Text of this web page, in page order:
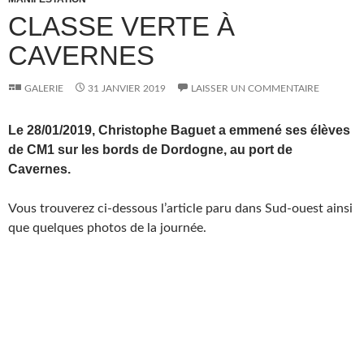
CLASSE VERTE À
CAVERNES
GALERIE 31 JANVIER 2019 LAISSER UN COMMENTAIRE
Le 28/01/2019, Christophe Baguet a emmené ses élèves
de CM1 sur les bords de Dordogne, au port de
Cavernes.
Vous trouverez ci-dessous l’article paru dans Sud-ouest ainsi
que quelques photos de la journée.